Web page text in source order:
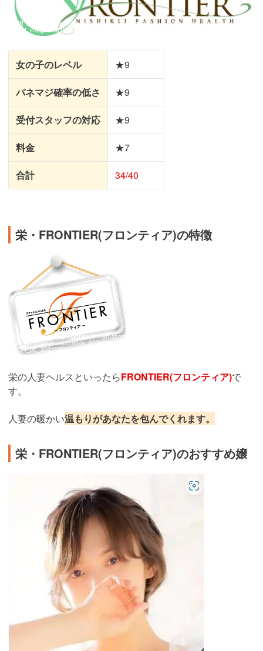
引用： https://image.hldy-cdn.com/c/w=660,h=250,g=5,a=2,r=auto,f=webp:auto/holiday
_spot_images/561879/561879.jpg?1556601853
女の子のレベル ★9
パネマジ確率の低さ ★9
受付スタッフの対応 ★9
料金 ★7
合計 34/40
栄・FRONTIER(フロンティア)の特徴
引用： https://s3.ap-northeast-1.amazon
aws.com/newbuilder.net/w_00260/imag
e/114_pc_20210301141450776.png
栄の人妻ヘルスといったらFRONTIER(フロンティア)で
す。
人妻の暖かい温もりがあなたを包んでくれます。
栄・FRONTIER(フロンティア)のおすすめ嬢